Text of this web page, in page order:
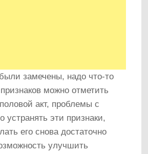
замечены, надо что-то
можно отметить
акт, проблемы с
эти признаки,
его снова достаточно
улучшить